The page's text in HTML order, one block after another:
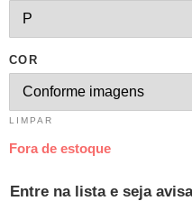
COR
LIMPAR
Fora de estoque
Entre na lista e seja